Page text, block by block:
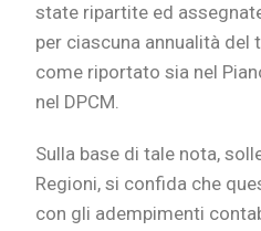
state ripartite ed
per ciascuna annualità
come riportato sia nel
nel DPCM.
Sulla base di tale nota,
Regioni, si confida che
con gli adempimenti